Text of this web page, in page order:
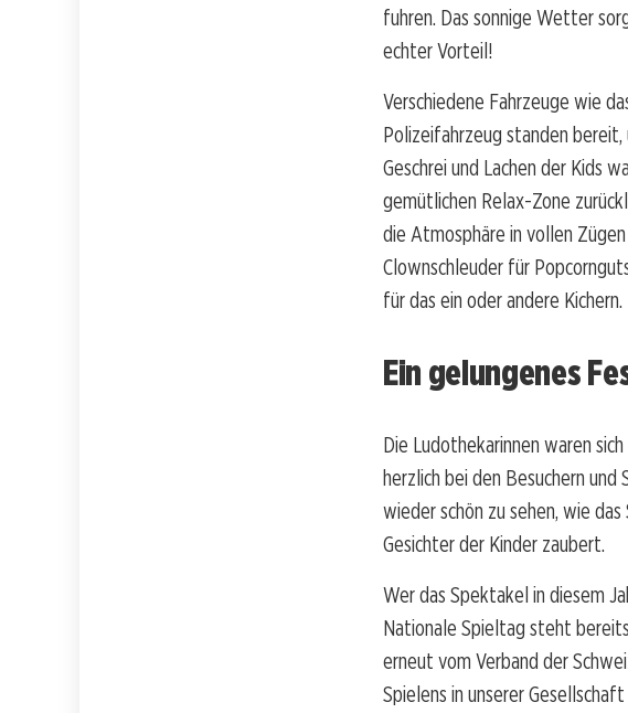
fuhren. Das sonnige Wetter
echter Vorteil!
Verschiedene Fahrzeuge wie
Polizeifahrzeug standen
Geschrei und Lachen der Kids
gemütlichen Relax-Zone
die Atmosphäre in vollen
Clownschleuder für
für das ein oder andere Kichern.
Ein gelungenes
Die Ludothekarinnen waren
herzlich bei den Besuchern und
wieder schön zu sehen, wie
Gesichter der Kinder zaubert.
Wer das Spektakel in diesem
Nationale Spieltag steht
erneut vom Verband der
Spielens in unserer